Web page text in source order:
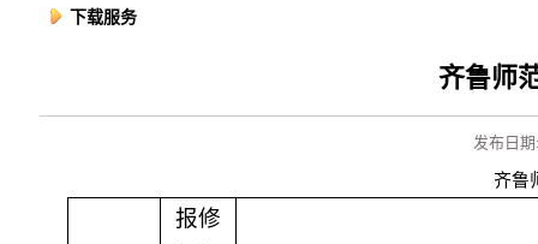
下载服务
齐鲁师
发布日
齐鲁
报修